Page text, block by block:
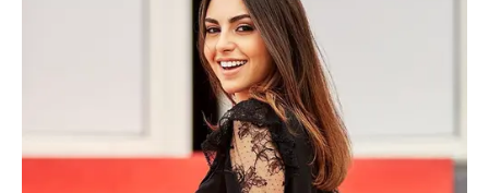
A TV2 eredetileg nem Fejes
Tamást akarta a